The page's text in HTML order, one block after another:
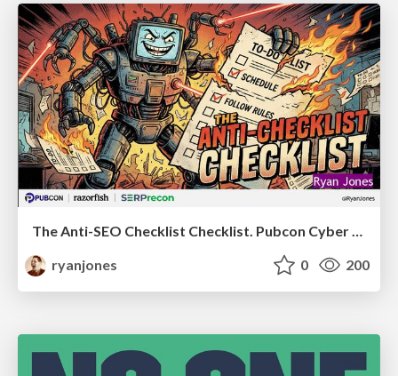
The Anti-SEO Checklist Checklist. Pubcon Cyber Week
ryanjones
0 200